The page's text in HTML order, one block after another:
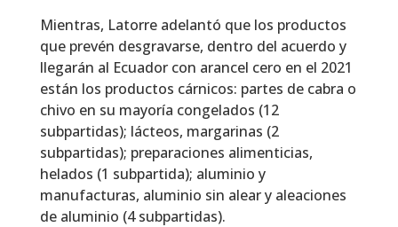
Mientras, Latorre adelantó que los productos
que prevén desgravarse, dentro del acuerdo y
llegarán al Ecuador con arancel cero en el 2021
están los productos cárnicos: partes de cabra o
chivo en su mayoría congelados (12
subpartidas); lácteos, margarinas (2
subpartidas); preparaciones alimenticias,
helados (1 subpartida); aluminio y
manufacturas, aluminio sin alear y aleaciones
de aluminio (4 subpartidas).